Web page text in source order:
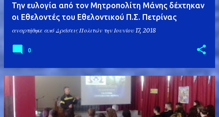
Την ευλογία από τον Μητροπολίτη Μάνης δέχτηκαν
οι Εθελοντές του Εθελοντικού Π.Σ. Πετρίνας
αναρτήθηκε από Δράσεις Πολιτών την Ιουνίου 17, 2018
0